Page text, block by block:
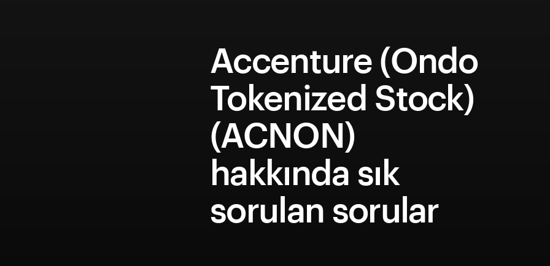
Accenture (Ondo
Tokenized Stock)
(ACNON)
hakkında sık
sorulan sorular